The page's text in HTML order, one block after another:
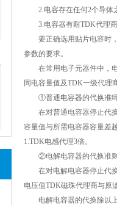
2.电容存在任何2个导体
3.电容器有耐TDK代理商
要正确选用贴片电容时，
参数的要求。
在常用电子元器件中，电
同电容量值及TDK一级代理
①普通电容器的代换准绳
在对普通电容器停止代换
容量值与所需电容器容量差
1.TDK电感代理3倍。
②电解电容器的代换准则
在对电解电容器停止代换
电压值TDK磁珠代理商与原
电解电容器的代换除以上